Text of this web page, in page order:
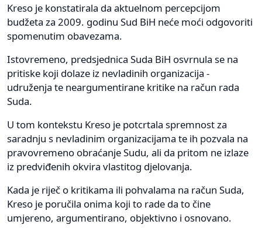
Kreso je konstatirala da aktuelnom percepcijom
budžeta za 2009. godinu Sud BiH neće moći odgovoriti
spomenutim obavezama.
Istovremeno, predsjednica Suda BiH osvrnula se na
pritiske koji dolaze iz nevladinih organizacija -
udruženja te neargumentirane kritike na račun rada
Suda.
U tom kontekstu Kreso je potcrtala spremnost za
saradnju s nevladinim organizacijama te ih pozvala na
pravovremeno obraćanje Sudu, ali da pritom ne izlaze
iz predviđenih okvira vlastitog djelovanja.
Kada je riječ o kritikama ili pohvalama na račun Suda,
Kreso je poručila onima koji to rade da to čine
umjereno, argumentirano, objektivno i osnovano.